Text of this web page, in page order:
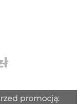
promocją: